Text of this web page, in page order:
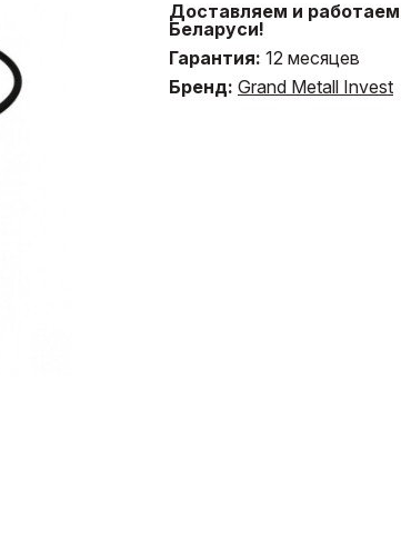
Доставляем и работаем
Беларуси!
Гарантия: 12 месяцев
Бренд: Grand Metall Invest